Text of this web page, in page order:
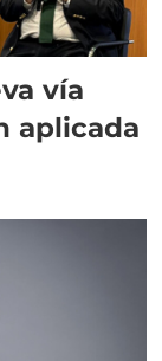
vía
aplicada